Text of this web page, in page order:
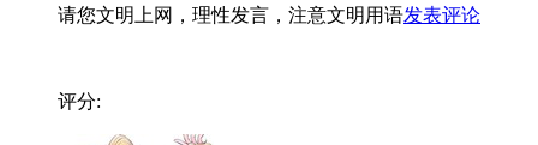
请您文明上网，理性发言，注意文明用语发表评论
评分: